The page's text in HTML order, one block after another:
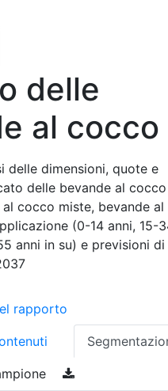
delle
al cocco
delle dimensioni, quote e
delle bevande al cocco
cocco miste, bevande al
(0-14 anni, 15-
anni in su) e previsioni di
rapporto